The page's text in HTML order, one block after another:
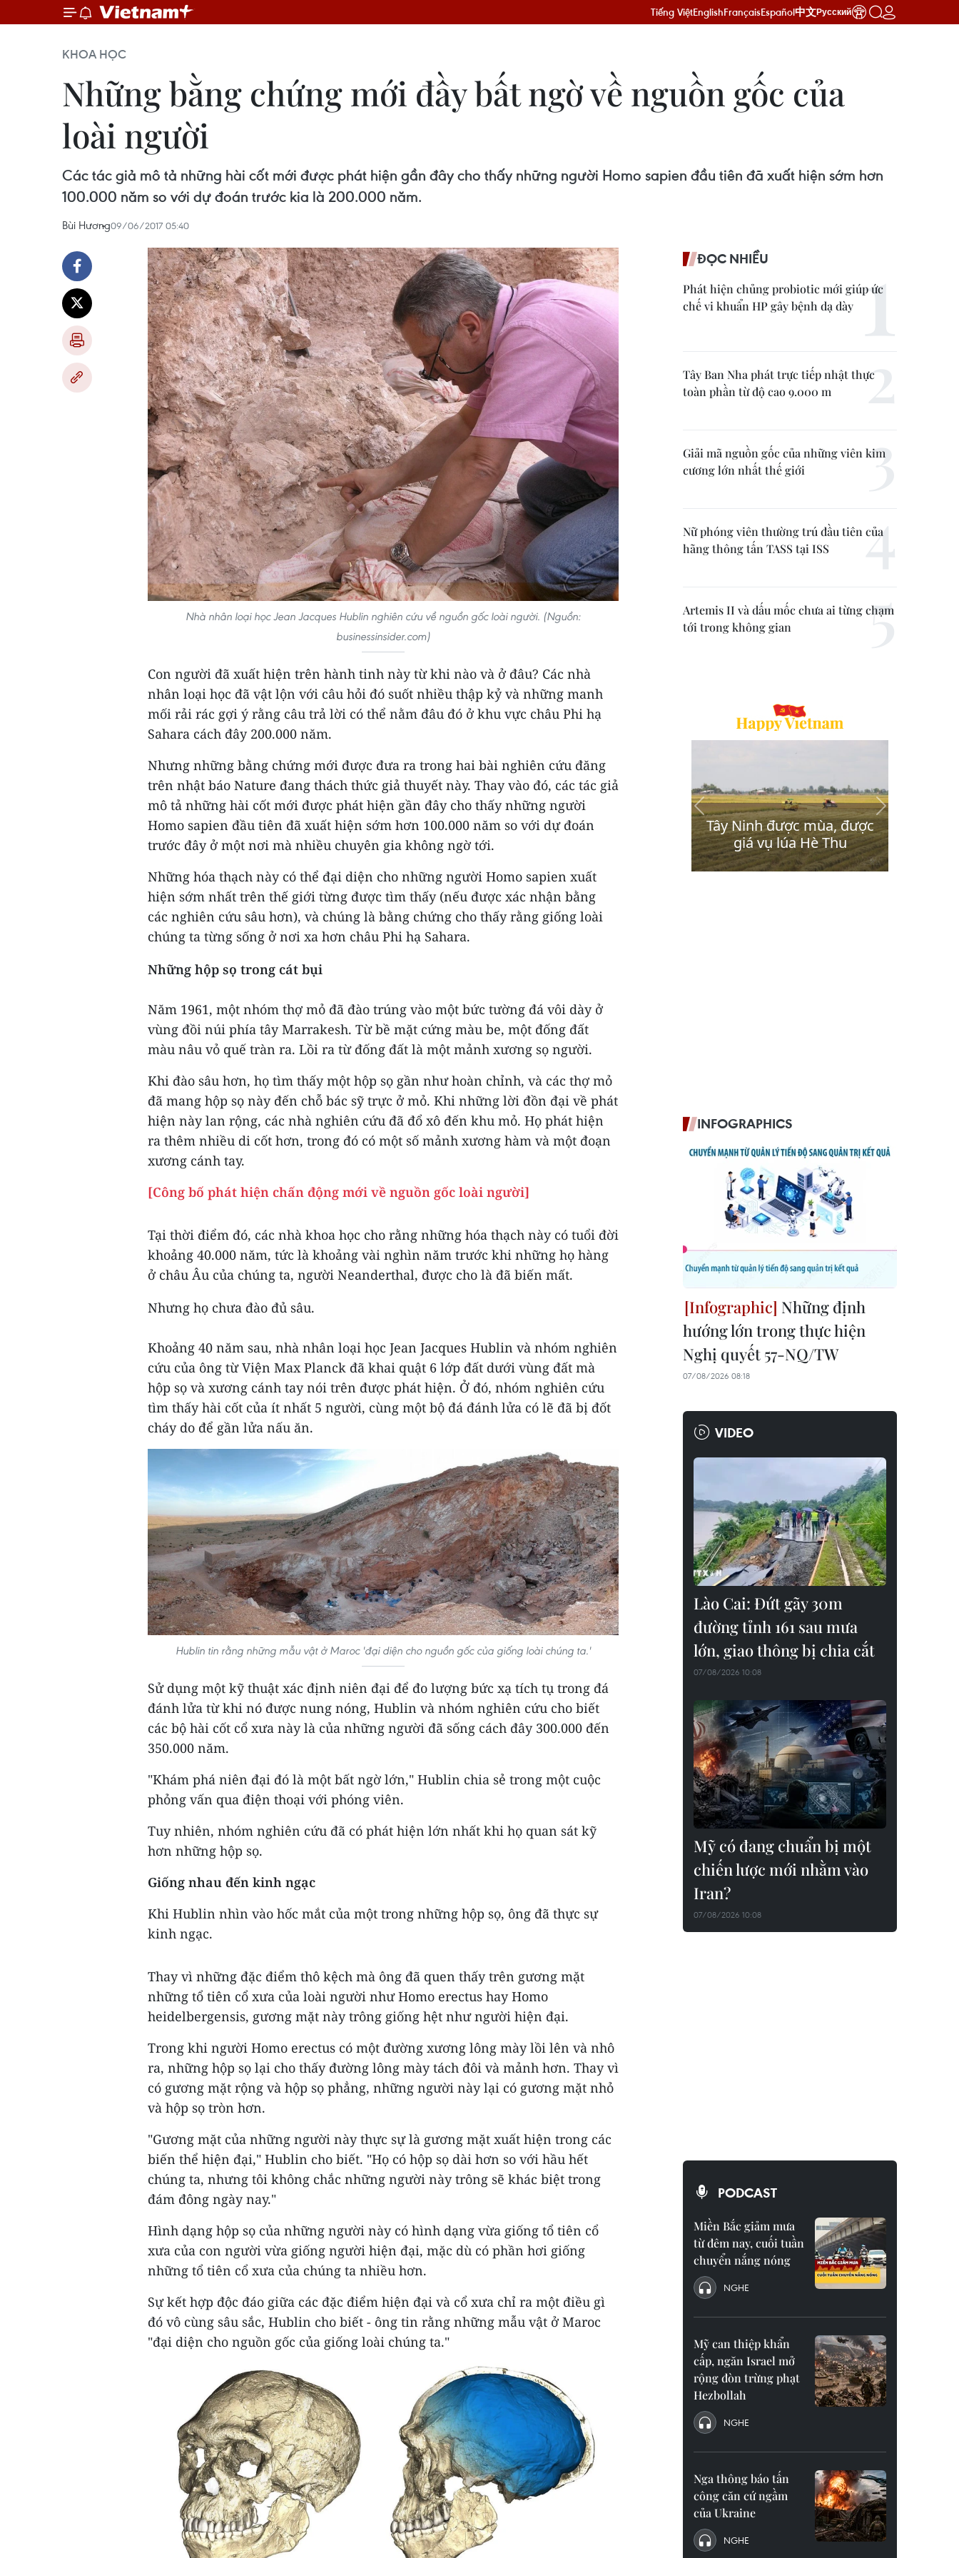
Tiếng ViệtEnglishFrançaisEspañol中文Русский
KHOA HỌC
Những bằng chứng mới đầy bất ngờ về nguồn gốc của
loài người
Các tác giả mô tả những hài cốt mới được phát hiện gần đây cho thấy những người Homo sapien đầu tiên đã xuất hiện sớm hơn
100.000 năm so với dự đoán trước kia là 200.000 năm.
Bùi Hương09/06/2017 05:40
Nhà nhân loại học Jean Jacques Hublin nghiên cứu về nguồn gốc loài người. (Nguồn:
businessinsider.com)
Con người đã xuất hiện trên hành tinh này từ khi nào và ở đâu? Các nhà
nhân loại học đã vật lộn với câu hỏi đó suốt nhiều thập kỷ và những manh
mối rải rác gợi ý rằng câu trả lời có thể nằm đâu đó ở khu vực châu Phi hạ
Sahara cách đây 200.000 năm.
Nhưng những bằng chứng mới được đưa ra trong hai bài nghiên cứu đăng
trên nhật báo Nature đang thách thức giả thuyết này. Thay vào đó, các tác giả
mô tả những hài cốt mới được phát hiện gần đây cho thấy những người
Homo sapien đầu tiên đã xuất hiện sớm hơn 100.000 năm so với dự đoán
trước đây ở một nơi mà nhiều chuyên gia không ngờ tới.
Những hóa thạch này có thể đại diện cho những người Homo sapien xuất
hiện sớm nhất trên thế giới từng được tìm thấy (nếu được xác nhận bằng
các nghiên cứu sâu hơn), và chúng là bằng chứng cho thấy rằng giống loài
chúng ta từng sống ở nơi xa hơn châu Phi hạ Sahara.
Những hộp sọ trong cát bụi
Năm 1961, một nhóm thợ mỏ đã đào trúng vào một bức tường đá vôi dày ở
vùng đồi núi phía tây Marrakesh. Từ bề mặt cứng màu be, một đống đất
màu nâu vỏ quế tràn ra. Lồi ra từ đống đất là một mảnh xương sọ người.
Khi đào sâu hơn, họ tìm thấy một hộp sọ gần như hoàn chỉnh, và các thợ mỏ
đã mang hộp sọ này đến chỗ bác sỹ trực ở mỏ. Khi những lời đồn đại về phát
hiện này lan rộng, các nhà nghiên cứu đã đổ xô đến khu mỏ. Họ phát hiện
ra thêm nhiều di cốt hơn, trong đó có một số mảnh xương hàm và một đoạn
xương cánh tay.
[Công bố phát hiện chấn động mới về nguồn gốc loài người]
Tại thời điểm đó, các nhà khoa học cho rằng những hóa thạch này có tuổi đời
khoảng 40.000 năm, tức là khoảng vài nghìn năm trước khi những họ hàng
ở châu Âu của chúng ta, người Neanderthal, được cho là đã biến mất.
Nhưng họ chưa đào đủ sâu.
Khoảng 40 năm sau, nhà nhân loại học Jean Jacques Hublin và nhóm nghiên
cứu của ông từ Viện Max Planck đã khai quật 6 lớp đất dưới vùng đất mà
hộp sọ và xương cánh tay nói trên được phát hiện. Ở đó, nhóm nghiên cứu
tìm thấy hài cốt của ít nhất 5 người, cùng một bộ đá đánh lửa có lẽ đã bị đốt
cháy do để gần lửa nấu ăn.
Hublin tin rằng những mẫu vật ở Maroc ​'đại diện cho nguồn gốc của giống loài chúng ta.​'
Sử dụng một kỹ thuật xác định niên đại để đo lượng bức xạ tích tụ trong đá
đánh lửa từ khi nó được nung nóng, Hublin và nhóm nghiên cứu cho biết
các bộ hài cốt cổ xưa này là của những người đã sống cách đây 300.000 đến
350.000 năm.
"Khám phá niên đại đó là một bất ngờ lớn," Hublin chia sẻ trong một cuộc
phỏng vấn qua điện thoại với phóng viên.
Tuy nhiên, nhóm nghiên cứu đã có phát hiện lớn nhất khi họ quan sát kỹ
hơn những hộp sọ.
Giống nhau đến kinh ngạc
Khi Hublin nhìn vào hốc mắt của một trong những hộp sọ, ông đã thực sự
kinh ngạc.
Thay vì những đặc điểm thô kệch mà ông đã quen thấy trên gương mặt
những tổ tiên cổ xưa của loài người như Homo erectus hay Homo
heidelbergensis, gương mặt này trông giống hệt như người hiện đại.
Trong khi người Homo erectus có một đường xương lông mày lồi lên và nhô
ra, những hộp sọ lại cho thấy đường lông mày tách đôi và mảnh hơn. Thay vì
có gương mặt rộng và hộp sọ phẳng, những người này lại có gương mặt nhỏ
và hộp sọ tròn hơn.
"Gương mặt của những người này thực sự là gương mặt xuất hiện trong các
biến thể hiện đại," Hublin cho biết. "Họ có hộp sọ dài hơn so với hầu hết
chúng ta, nhưng tôi không chắc những người này trông sẽ khác biệt trong
đám đông ngày nay."
Hình dạng hộp sọ của những người này có hình dạng vừa giống tổ tiên cổ
xưa của con người vừa giống người hiện đại, mặc dù có phần hơi giống
những tổ tiên cổ xưa của chúng ta nhiều hơn.
Sự kết hợp độc đáo giữa các đặc điểm hiện đại và cổ xưa chỉ ra một điều gì
đó vô cùng sâu sắc, Hublin cho biết - ông tin rằng những mẫu vật ở Maroc
"đại diện cho nguồn gốc của giống loài chúng ta."
ĐỌC NHIỀU
Phát hiện chủng probiotic mới giúp ức
chế vi khuẩn HP gây bệnh dạ dày
Tây Ban Nha phát trực tiếp nhật thực
toàn phần từ độ cao 9.000 m
Giải mã nguồn gốc của những viên kim
cương lớn nhất thế giới
Nữ phóng viên thường trú đầu tiên của
hãng thông tấn TASS tại ISS
Artemis II và dấu mốc chưa ai từng chạm
tới trong không gian
INFOGRAPHICS
Những định
hướng lớn trong thực hiện
Nghị quyết 57-NQ/TW
07/08/2026 08:18
VIDEO
Lào Cai: Đứt gãy 30m
đường tỉnh 161 sau mưa
lớn, giao thông bị chia cắt
07/08/2026 10:08
Mỹ có đang chuẩn bị một
chiến lược mới nhằm vào
Iran?
07/08/2026 10:08
PODCAST
Miền Bắc giảm mưa
từ đêm nay, cuối tuần
chuyển nắng nóng
NGHE
Mỹ can thiệp khẩn
cấp, ngăn Israel mở
rộng đòn trừng phạt
Hezbollah
NGHE
Nga thông báo tấn
công căn cứ ngầm
của Ukraine
NGHE